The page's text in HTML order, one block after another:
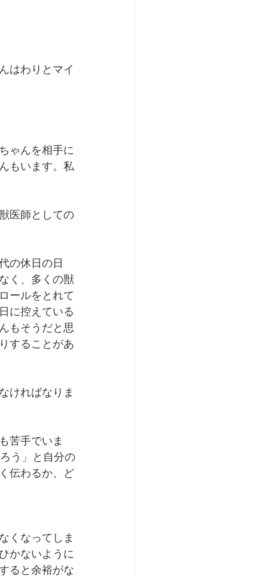
はわりとマイ
ゃんを相手に
もいます。私
医師としての
の休日の日
く、多くの獣
ールをとれて
に控えている
もそうだと思
することがあ
ければなりま
苦手でいま
う」と自分の
伝わるか、ど
くなってしま
かないように
ると余裕がな